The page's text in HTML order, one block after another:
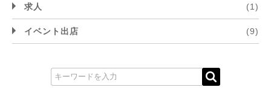
求人 (1)
イベント出店 (9)